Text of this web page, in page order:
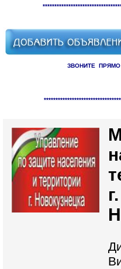
ЗВОНИТЕ
Справочник
г.